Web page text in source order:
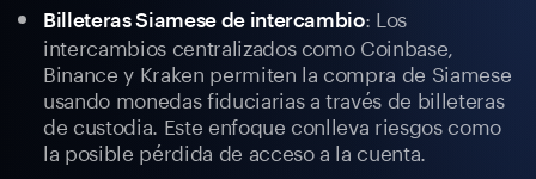
Billeteras Siamese de intercambio: Los
intercambios centralizados como Coinbase,
Binance y Kraken permiten la compra de Siamese
usando monedas fiduciarias a través de billeteras
de custodia. Este enfoque conlleva riesgos como
la posible pérdida de acceso a la cuenta.